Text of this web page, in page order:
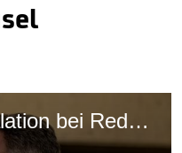
00:43 | Offene Eskalation bei Red Bull!